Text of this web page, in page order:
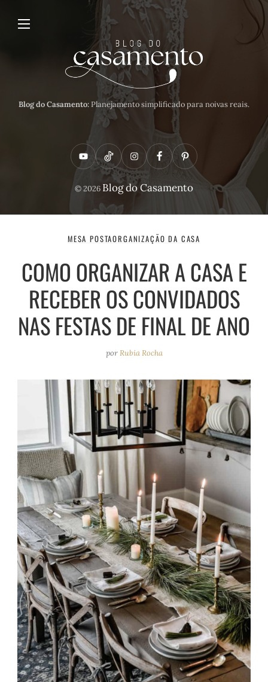
Blog do Casamento:Planejamento simplificado para noivas reais.
Y
o
t
u
T
i
t
o
I
n
t
a
a
m
F
a
e
b
o
k
P
i
t
e
s
t
© 2026 Blog do Casamento
MESA POSTAORGANIZAÇÃO DA CASA
COMO ORGANIZAR A CASA E
RECEBER OS CONVIDADOS
NAS FESTAS DE FINAL DE ANO
porRubia Rocha